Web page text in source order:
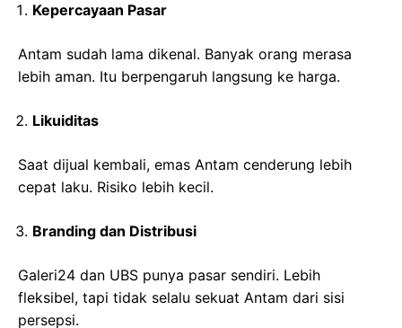
Kepercayaan Pasar
Antam sudah lama dikenal. Banyak orang merasa
lebih aman. Itu berpengaruh langsung ke harga.
Likuiditas
Saat dijual kembali, emas Antam cenderung lebih
cepat laku. Risiko lebih kecil.
Branding dan Distribusi
Galeri24 dan UBS punya pasar sendiri. Lebih
fleksibel, tapi tidak selalu sekuat Antam dari sisi
persepsi.